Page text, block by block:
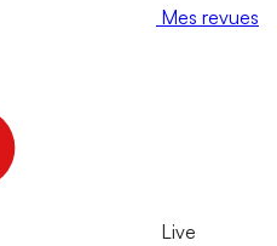
Mes revues
Live